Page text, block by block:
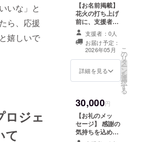
いな」と
ら、応援
嬉しいで
ロジェ
て
【お名前掲載】
花火の打ち上げ
前に、支援者様
のお名前（ニッ
クネーム）を紹
介させていただ
きます。 ※支援
時、必ず備考欄
に掲載を希望さ
※このリターンは
10000円のリ
ターンと同じ内
容になります。
支援者：0人
お届け予定：
2026年05月
詳細を見る
こ
の
リ
タ
ー
ン
を
選
択
す
る
30,000円
【お礼のメッ
セージ】 感謝の
気持ちを込め
て、お礼のメッ